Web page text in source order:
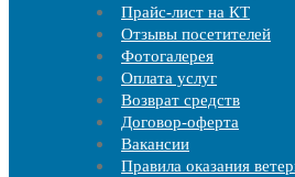
Прайс-лист на КТ
Отзывы посетителей
Фотогалерея
Оплата услуг
Возврат средств
Договор-оферта
Вакансии
Правила оказания